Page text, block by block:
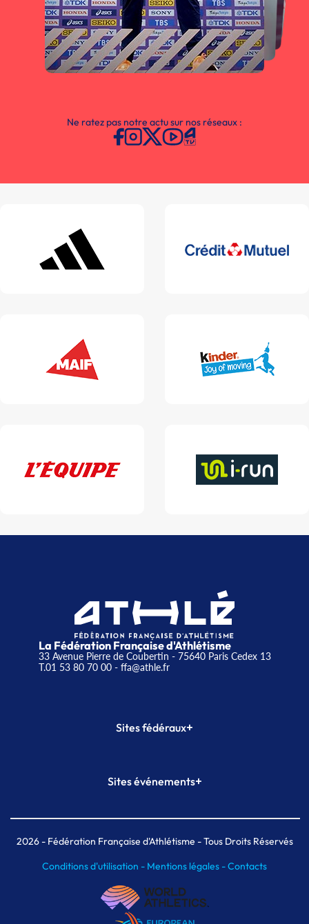
Ne ratez pas notre actu sur nos réseaux :
La Fédération Française d'Athlétisme
33 Avenue Pierre de Coubertin - 75640 Paris Cedex 13
T.01 53 80 70 00- ffa@athle.fr
Sites fédéraux+
Plateforme Formation
Sites événements+
Meeting de Paris indoor
MAIF Ekiden de Paris
2026- Fédération Française d'Athlétisme - Tous Droits Réservés
Conditions d'utilisation - Mentions légales -Contacts